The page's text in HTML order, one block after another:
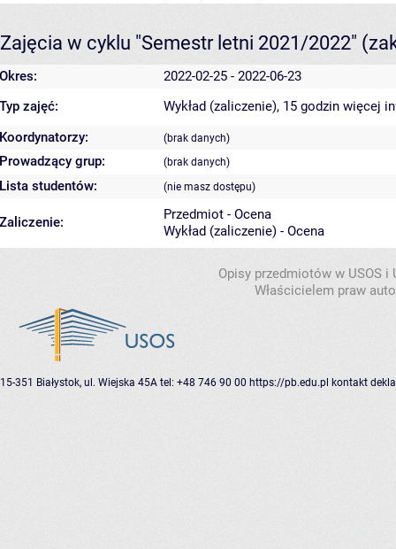
Zajęcia w cyklu "Semestr letni 2021/2022"
Okres:
2022-02-25 - 2022-06-23
Typ zajęć:
Wykład (zaliczenie), 15 godzin więcej
Koordynatorzy:
(brak danych)
Prowadzący grup: (brak danych)
Lista studentów: (nie masz dostępu)
Zaliczenie:
Przedmiot - Ocena
Wykład (zaliczenie) - Ocena
Opisy przedmiotów w USOS
Właścicielem praw
15-351 Białystok, ul. Wiejska 45A tel: +48 746 90 00 https://pb.edu.pl kontakt